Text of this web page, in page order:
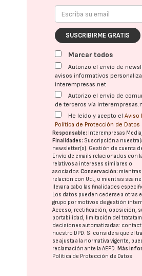
SUSCRIBIRME GRATIS
Marcar todos
Autorizo el envío de
avisos informativos
interempresas.net
Autorizo el envío de
de terceros vía
He leído y acepto elAviso
Política de Protección de Datos
Responsable: Interempresas
Finalidades: Suscripción a
newsletter(s). Gestión de cuenta
Envío de emails relacionados con
relativos a intereses similares o
asociados.Conservación: mientras
relación con Ud., o mientras sea
llevar a cabo las finalidades
Los datos pueden cederse a otras
grupo por motivos de gestión
Acceso, rectificación, oposición,
portabilidad, limitación del
decisiones automatizadas:
nuestro DPD. Si considera que el
se ajusta a la normativa vigente,
reclamación ante laAEPD. Más
Política de Protección de Datos